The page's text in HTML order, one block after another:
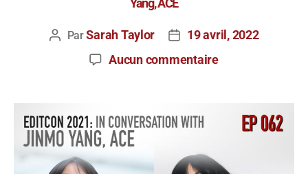
Yang, ACE
ParSarah Taylor
19 avril, 2022
Aucun commentaire